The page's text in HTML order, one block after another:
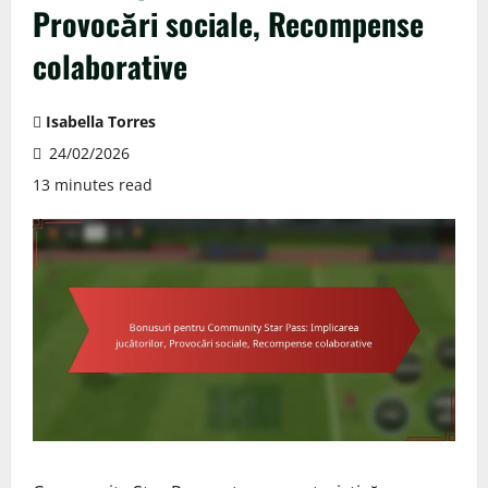
Provocări sociale, Recompense
colaborative
Isabella Torres
24/02/2026
13 minutes read